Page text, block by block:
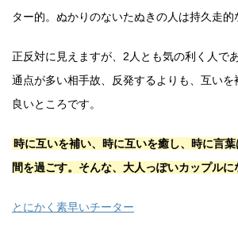
ター的。ぬかりのないたぬきの人は持久走的
正反対に見えますが、2人とも気の利く人で
通点が多い相手故、反発するよりも、互い
良いところです。
時に互いを補い、時に互いを癒し、時に言
間を過ごす。そんな、大人っぽいカップルに
とにかく素早いチーター